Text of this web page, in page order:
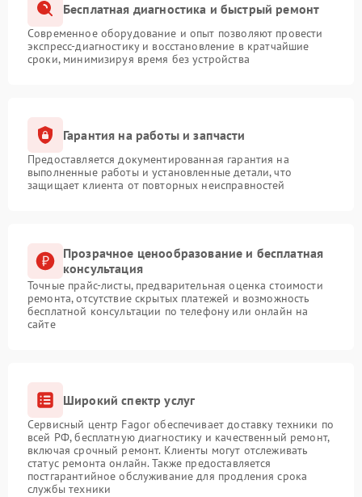
Бесплатная диагностика и быстрый ремонт
Современное оборудование и опыт позволяют провести
экспресс-диагностику и восстановление в кратчайшие
сроки, минимизируя время без устройства
Гарантия на работы и запчасти
Предоставляется документированная гарантия на
выполненные работы и установленные детали, что
защищает клиента от повторных неисправностей
Прозрачное ценообразование и бесплатная
консультация
Точные прайс-листы, предварительная оценка стоимости
ремонта, отсутствие скрытых платежей и возможность
бесплатной консультации по телефону или онлайн на
сайте
Широкий спектр услуг
Сервисный центр Fagor обеспечивает доставку техники по
всей РФ, бесплатную диагностику и качественный ремонт,
включая срочный ремонт. Клиенты могут отслеживать
статус ремонта онлайн. Также предоставляется
постгарантийное обслуживание для продления срока
службы техники